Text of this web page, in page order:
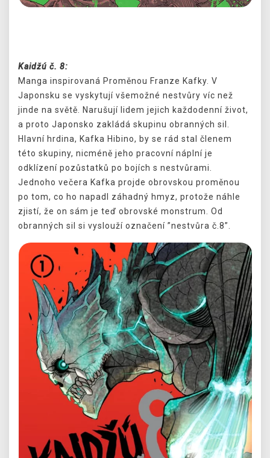
Kaidžú č. 8:
Manga inspirovaná Proměnou Franze Kafky. V
Japonsku se vyskytují všemožné nestvůry víc než
jinde na světě. Narušují lidem jejich každodenní život,
a proto Japonsko zakládá skupinu obranných sil.
Hlavní hrdina, Kafka Hibino, by se rád stal členem
této skupiny, nicméně jeho pracovní náplní je
odklízení pozůstatků po bojích s nestvůrami.
Jednoho večera Kafka projde obrovskou proměnou
po tom, co ho napadl záhadný hmyz, protože náhle
zjistí, že on sám je teď obrovské monstrum. Od
obranných sil si vyslouží označení ”nestvůra č.8”.